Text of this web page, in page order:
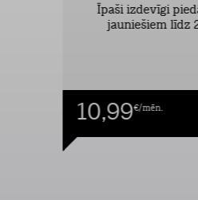
Īpaši izdevīgi
jauniešiem līdz
10,99€/mēn.